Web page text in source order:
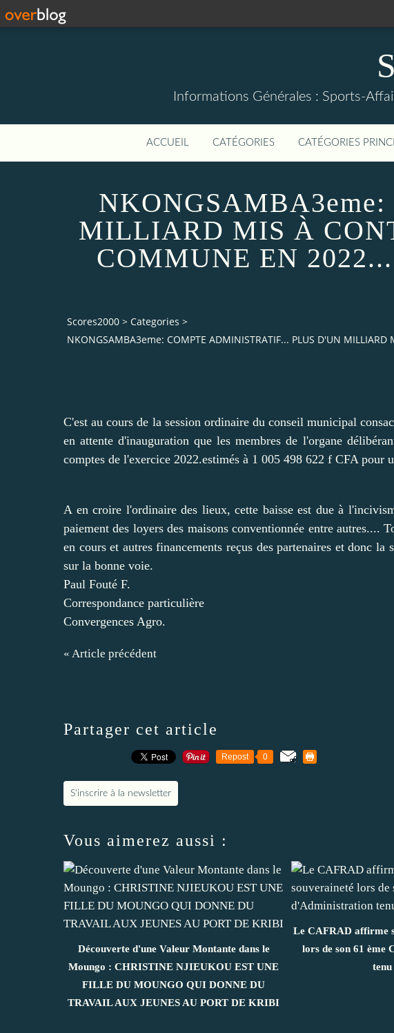
Informations Générales : Sports-
ACCUEIL CATÉGORIES CATÉGORIES
MILLIARD MIS À
COMMUNE EN
Scores2000 > Categories >
NKONGSAMBA3eme: COMPTE ADMINISTRATIF... PLUS D'UN MILLIARD
C'est au cours de la session ordinaire du conseil municipal
en attente d'inauguration que les membres de l'organe
comptes de l'exercice 2022.estimés à 1 005 498 622 f CFA pour
A en croire l'ordinaire des lieux, cette baisse est due à
paiement des loyers des maisons conventionnée entre autres....
en cours et autres financements reçus des partenaires et donc
sur la bonne voie.
Paul Fouté F.
Correspondance particulière
Convergences Agro.
« Article précédent
Partager cet article
Repost 0
S'inscrire à la newsletter
Vous aimerez aussi :
Découverte d'une Valeur Montante dans le
Moungo : CHRISTINE NJIEUKOU EST UNE
FILLE DU MOUNGO QUI DONNE DU
TRAVAIL AUX JEUNES AU PORT DE KRIBI
Le CAFRAD affirme
lors de son 61 ème